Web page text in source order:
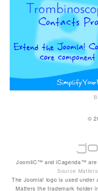
©
JoomliC™ and iCagenda™
Source Matters
The Joomla! logo is used under
Matters the trademark holder